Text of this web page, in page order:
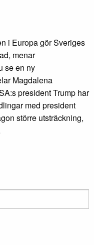
i Europa gör Sveriges
menar
se en ny
Magdalena
president Trump har
med president
större utsträckning,